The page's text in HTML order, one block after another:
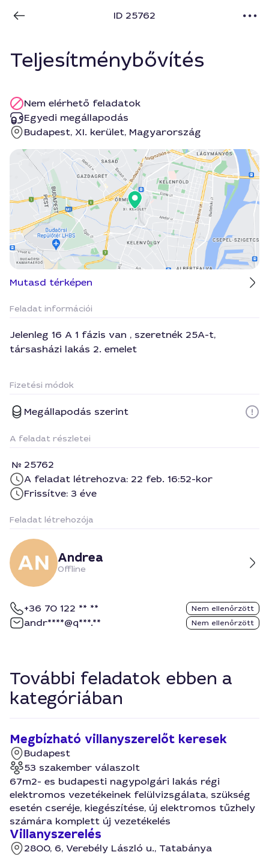
ID 25762
Teljesítménybővítés
Nem elérhető feladatok
Egyedi megállapodás
Budapest, XI. kerület, Magyarország
Mutasd térképen
Feladat információi
Jelenleg 16 A 1 fázis van , szeretnék 25A-t,
társasházi lakás 2. emelet
Fizetési módok
Megállapodás szerint
A feladat részletei
25762
A feladat létrehozva: 22 feb. 16:52-kor
Frissítve: 3 éve
Feladat létrehozója
Andrea
Offline
+36 70 122 ** ** Nem ellenőrzött
andr****@q***.** Nem ellenőrzött
További feladatok ebben a
kategóriában
Megbízható villanyszerelőt keresek
Budapest
53 szakember válaszolt
67m2- es budapesti nagypolgári lakás régi
elektromos vezetékeinek felülvizsgálata, szükség
esetén cseréje, kiegészítése, új elektromos tűzhely
számára komplett új vezetékelés
Villanyszerelés
2800, 6, Verebély László u., Tatabánya